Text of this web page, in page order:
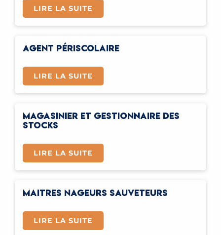
LIRE LA SUITE
AGENT PÉRISCOLAIRE
LIRE LA SUITE
MAGASINIER ET GESTIONNAIRE DES
STOCKS
LIRE LA SUITE
MAITRES NAGEURS SAUVETEURS
LIRE LA SUITE